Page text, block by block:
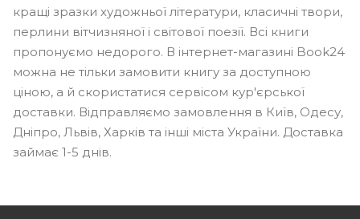
кращі зразки художньої літератури, класичні твори,
перлини вітчизняної і світової поезії. Всі книги
пропонуємо недорого. В інтернет-магазині Book24
можна не тільки замовити книгу за доступною
ціною, а й скористатися сервісом кур'єрської
доставки. Відправляємо замовлення в Київ, Одесу,
Дніпро, Львів, Харків та інші міста України. Доставка
займає 1-5 днів.